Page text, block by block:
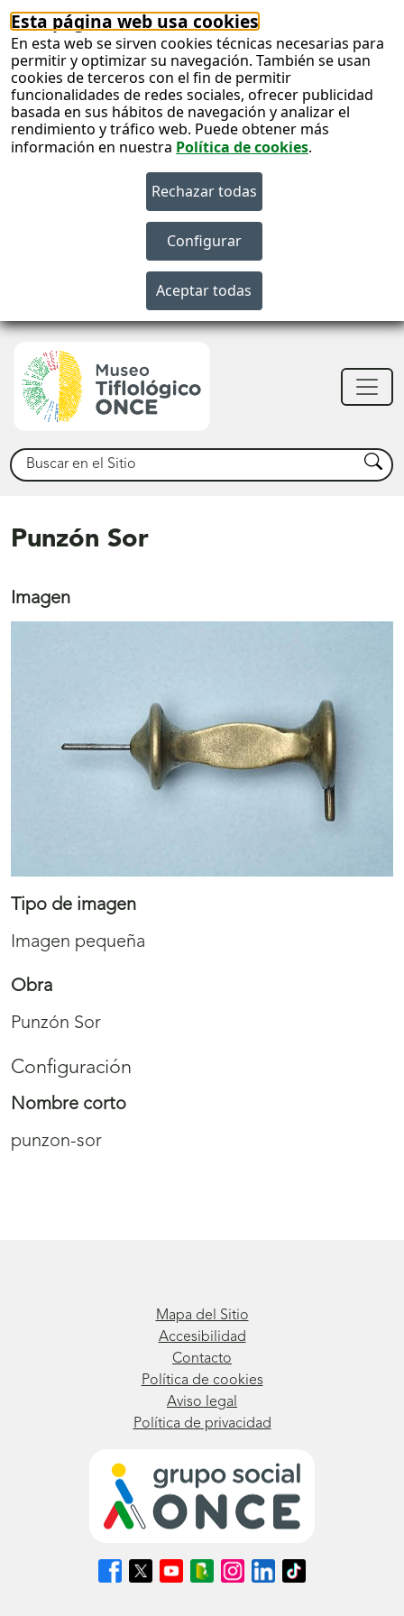
Esta página web usa cookies
En esta web se sirven cookies técnicas necesarias para
permitir y optimizar su navegación. También se usan
cookies de terceros con el fin de permitir
funcionalidades de redes sociales, ofrecer publicidad
basada en sus hábitos de navegación y analizar el
rendimiento y tráfico web. Puede obtener más
información en nuestra Política de cookies.
Buscar Buscar
Punzón Sor
Imagen
Tipo de imagen
Imagen pequeña
Obra
Punzón Sor
Configuración
Nombre corto
punzon-sor
Mapa del Sitio
Accesibilidad
Contacto
Política de cookies
Aviso legal
Política de privacidad
Síguenos
en
Síguenos
en
Síguenos
en
Síguenos
en
Síguenos
en
Síguenos
en
Síguenos
en